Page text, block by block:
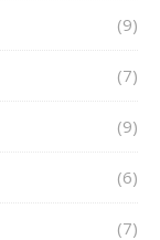
(9)
(7)
(9)
(6)
(7)